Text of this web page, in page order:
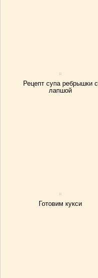
Рецепт супа ребрышки с
лапшой
Готовим кукси